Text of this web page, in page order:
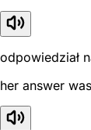
odpowiedział
her answer